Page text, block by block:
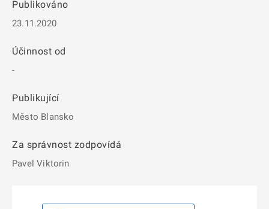
Publikováno
23.11.2020
Účinnost od
-
Publikující
Město Blansko
Za správnost zodpovídá
Pavel Viktorin